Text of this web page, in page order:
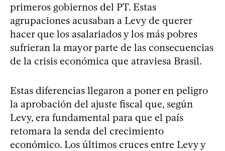
primeros gobiernos del PT. Estas
agrupaciones acusaban a Levy de querer
hacer que los asalariados y los más pobres
sufrieran la mayor parte de las consecuencias
de la crisis económica que atraviesa Brasil.
Estas diferencias llegaron a poner en peligro
la aprobación del ajuste fiscal que, según
Levy, era fundamental para que el país
retomara la senda del crecimiento
económico. Los últimos cruces entre Levy y